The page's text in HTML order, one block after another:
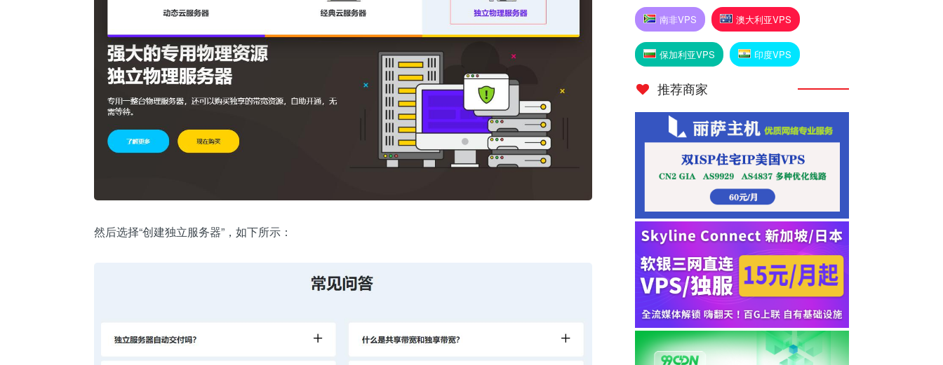
然后选择“创建独立服务器”，如下所示：
南非VPS 澳大利亚VPS
保加利亚VPS 印度VPS
推荐商家